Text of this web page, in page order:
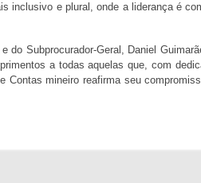
inclusivo e plural, onde a liderança é
do Subprocurador-Geral, Daniel
a todas aquelas que, com
Contas mineiro reafirma seu